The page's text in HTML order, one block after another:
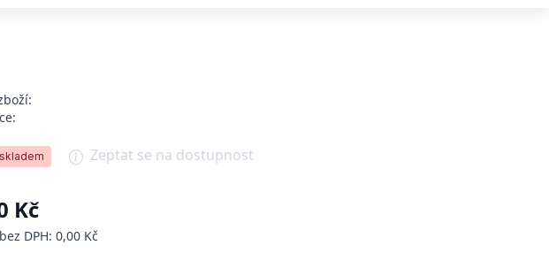
Zeptat se na dostupnost
Kč
DPH: 0,00 Kč